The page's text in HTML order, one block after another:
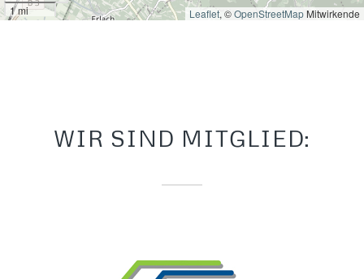
1 mi
Leaflet, ©OpenStreetMapMitwirkende
WIR SIND MITGLIED: